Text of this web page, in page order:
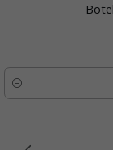
Cantidad